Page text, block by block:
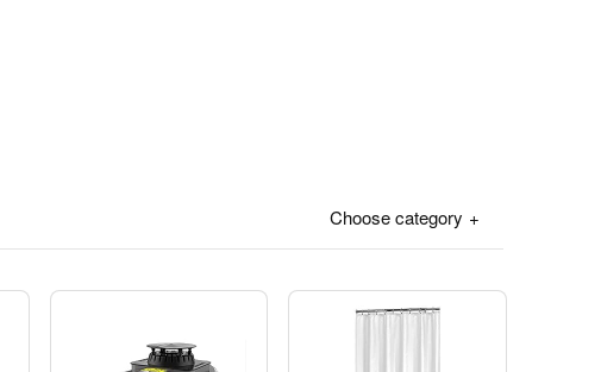
Choose category